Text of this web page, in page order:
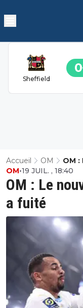
Sheffield
0
Accueil OM OM
OM : Le
a fuité
OM•19 JUIL. , 18:40